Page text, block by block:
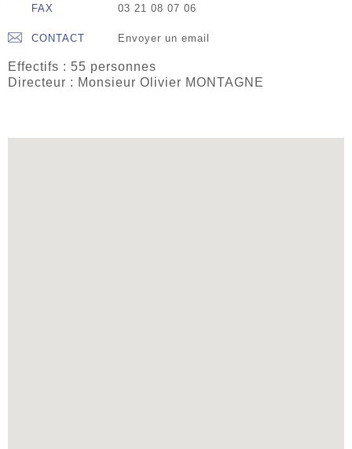
FAX
03 21 08 07 06
CONTACT Envoyer un email
Effectifs : 55 personnes
Directeur : Monsieur Olivier MONTAGNE